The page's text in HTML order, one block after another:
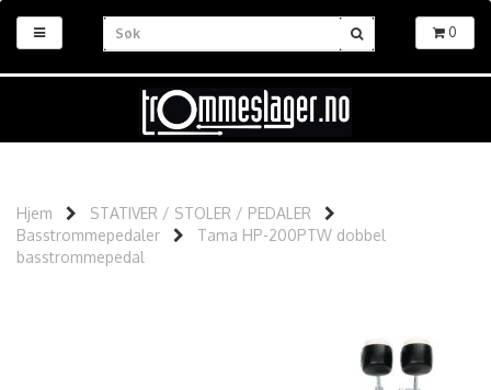
0
Hjem
STATIVER / STOLER / PEDALER
Basstrommepedaler
Tama HP-200PTW dobbel
basstrommepedal